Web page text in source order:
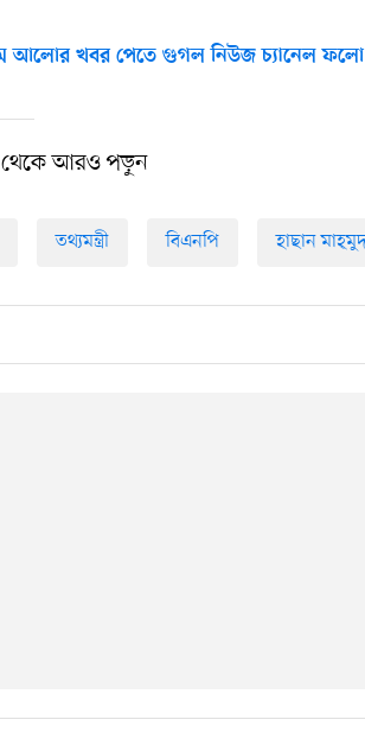
আলোর খবর পেতে গুগল নিউজ চ্যানেল
থেকে আরও পড়ুন
তথ্যমন্ত্রী বিএনপি হাছান মাহ্‌মুদ